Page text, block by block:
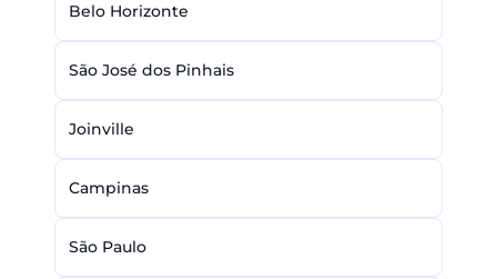
Belo Horizonte
São José dos Pinhais
Joinville
Campinas
São Paulo